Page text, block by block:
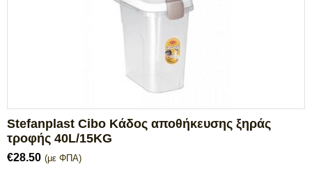
Stefanplast Cibo Κάδος αποθήκευσης ξηράς
τροφής 40L/15KG
€28.50 (με ΦΠΑ)